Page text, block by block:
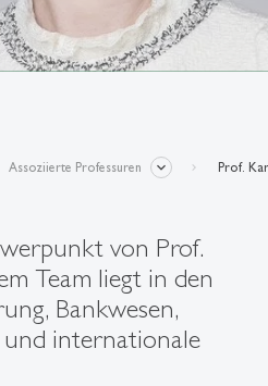
Assoziierte Professuren Prof.
von Prof.
Team liegt in den
Bankwesen,
und internationale